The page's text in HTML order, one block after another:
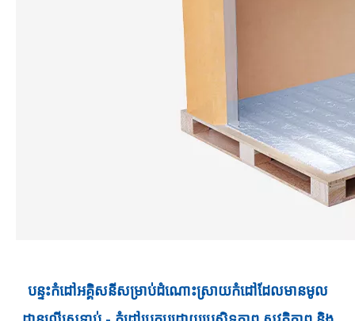
បន្ទះកំដៅអគ្គិសនីសម្រាប់ដំណោះស្រាយកំដៅដែលមានមូល